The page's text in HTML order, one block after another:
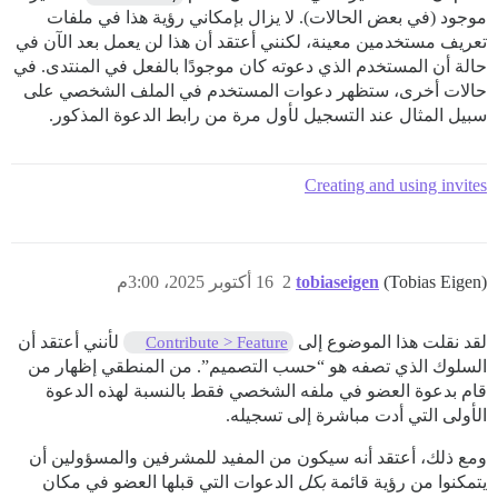
موجود (في بعض الحالات). لا يزال بإمكاني رؤية هذا في ملفات
تعريف مستخدمين معينة، لكنني أعتقد أن هذا لن يعمل بعد الآن في
حالة أن المستخدم الذي دعوته كان موجودًا بالفعل في المنتدى. في
حالات أخرى، ستظهر دعوات المستخدم في الملف الشخصي على
سبيل المثال عند التسجيل لأول مرة من رابط الدعوة المذكور.
Creating and using invites
tobiaseigen (Tobias Eigen) 16 أكتوبر 2025، 3:00م 2
لقد نقلت هذا الموضوع إلى Contribute > Feature
لأنني أعتقد أن
السلوك الذي تصفه هو “حسب التصميم”. من المنطقي إظهار من
قام بدعوة العضو في ملفه الشخصي فقط بالنسبة لهذه الدعوة
الأولى التي أدت مباشرة إلى تسجيله.
ومع ذلك، أعتقد أنه سيكون من المفيد للمشرفين والمسؤولين أن
يتمكنوا من رؤية قائمة بكل الدعوات التي قبلها العضو في مكان